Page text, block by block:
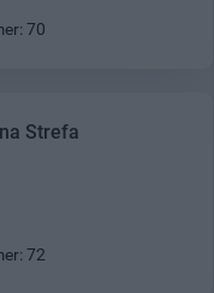
70
Strefa
72